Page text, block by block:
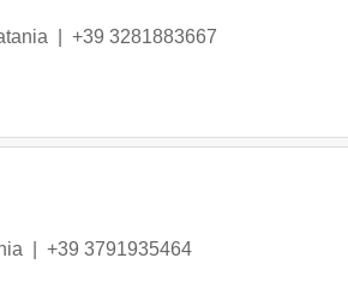
+39 3281883667
+39 3791935464